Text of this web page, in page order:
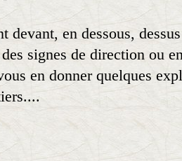
devant, en dessous,
signes de direction ou
en donner quelques